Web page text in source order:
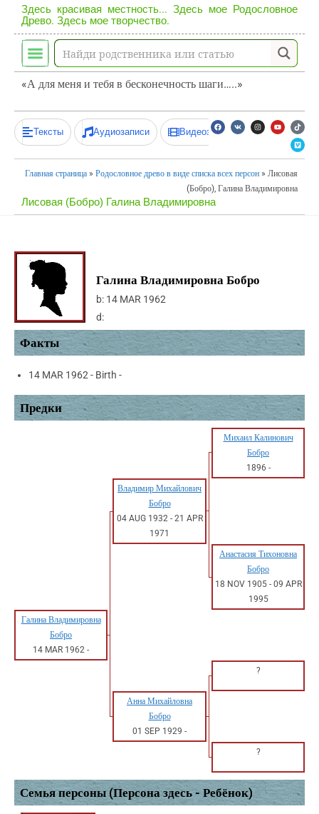
Здесь красивая местность... Здесь мое Родословное
Древо. Здесь мое творчество.
«А для меня и тебя в бесконечность шаги…..»
Тексты Аудиозаписи Видеозаписи
Главная страница » Родословное древо в виде списка всех персон » Лисовая
(Бобро), Галина Владимировна
Лисовая (Бобро) Галина Владимировна
Галина Владимировна Бобро
b: 14 MAR 1962
d:
Факты
14 MAR 1962 - Birth -
Предки
Михаил Калинович
Бобро
1896 -
Владимир Михайлович
Бобро
04 AUG 1932- 21 APR
1971
Анастасия Тихоновна
Бобро
18 NOV 1905- 09 APR
1995
Галина Владимировна
Бобро
14 MAR 1962 -
?
Анна Михайловна
Бобро
01 SEP 1929 -
?
Семья персоны (Персона здесь - Ребёнок)